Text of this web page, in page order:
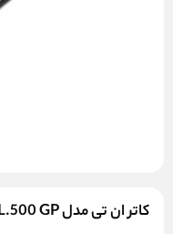
کاتر ان تی مدل L.500 GP